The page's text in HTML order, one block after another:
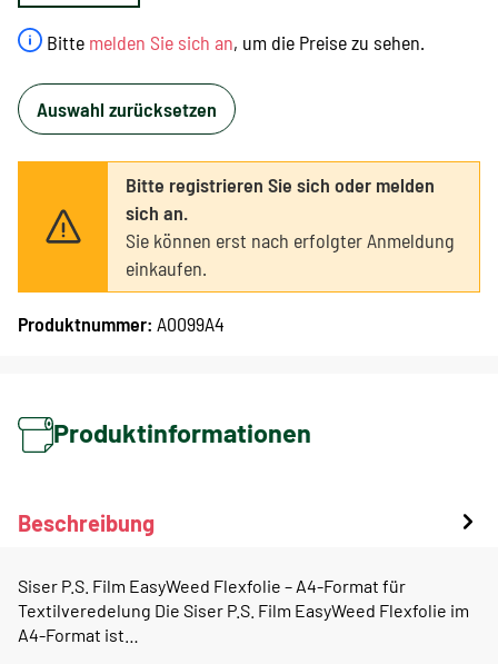
Bitte melden Sie sich an, um die Preise zu sehen.
Auswahl zurücksetzen
Bitte registrieren Sie sich oder melden
sich an.
Sie können erst nach erfolgter Anmeldung
einkaufen.
Produktnummer: A0099A4
Produktinformationen
Beschreibung
Siser P.S. Film EasyWeed Flexfolie – A4-Format für
Textilveredelung Die Siser P.S. Film EasyWeed Flexfolie im
A4-Format ist…